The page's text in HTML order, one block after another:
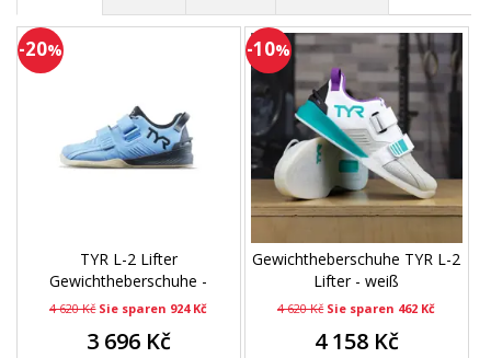
-20%
TYR L-2 Lifter
Gewichtheberschuhe -
Stahlblau
4 620 Kč Sie sparen 924 Kč
3 696 Kč
-10%
Gewichtheberschuhe TYR L-2
Lifter - weiß
4 620 Kč Sie sparen 462 Kč
4 158 Kč